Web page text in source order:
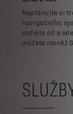
Naplánujte si
navigačního
zadejte cíl a
můžete rovněž